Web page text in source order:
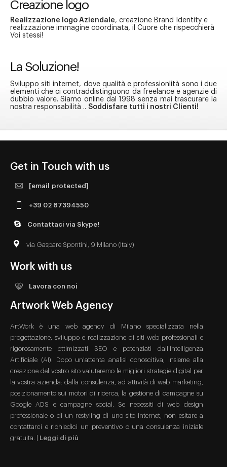
Creazione logo
Realizzazione logo Aziendale, creazione Brand Identity e
realizzazione immagine coordinata, il Cuore che rispecchierà
Voi stessi!
La Soluzione!
Sviluppo siti internet, dove qualità e professionlità sono i due
elementi che ci contraddistinguono da freelance e agenzie di
dubbio valore. Siamo online dal 1998 senza mai trascurare la
nostra responsabilità .. Soddisfare tutti i nostri Clienti!
Get in Touch with us
[email protected]
+39 02 87394550
Contattaci via Skype!
via Gaspare Spontini, 9 Milano (Italy)
Work with us
Lavora con noi
Artwork Web Agency
ArtWork è una web agency di Milano specializzata nella
progettazione, sviluppo e realizzazione di siti web professionali e
rigorosamente ottimizzati SEO e potenziati dall'Intelligenza
Artificiale (AI). Dopo un'attenta analisi conoscitiva, insieme alla
creazione del vostro sito valuteremo le migliori strategie digital per
la vostra azienda: dalla consulenza, ad attività di web marketing,
posizionamento sui motori di ricerca, la gestione di campagne su
Google ADS e campagne social. Se necessiti di web design
professionale o di un restyling di uno sito internet, non esitare a
contattarci e richiedici un preventivo o una consulenza iniziale
gratuita. | Leggi di più